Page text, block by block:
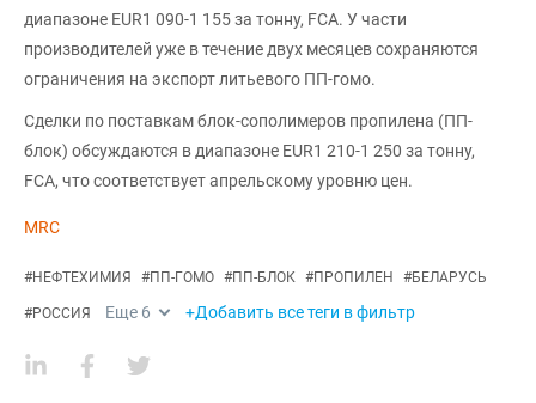
диапазоне EUR1 090-1 155 за тонну, FCA. У части
производителей уже в течение двух месяцев сохраняются
ограничения на экспорт литьевого ПП-гомо.
Сделки по поставкам блок-сополимеров пропилена (ПП-
блок) обсуждаются в диапазоне EUR1 210-1 250 за тонну,
FCA, что соответствует апрельскому уровню цен.
MRC
#НЕФТЕХИМИЯ #ПП-ГОМО #ПП-БЛОК #ПРОПИЛЕН #БЕЛАРУСЬ
#РОССИЯ Еще 6 +Добавить все теги в фильтр